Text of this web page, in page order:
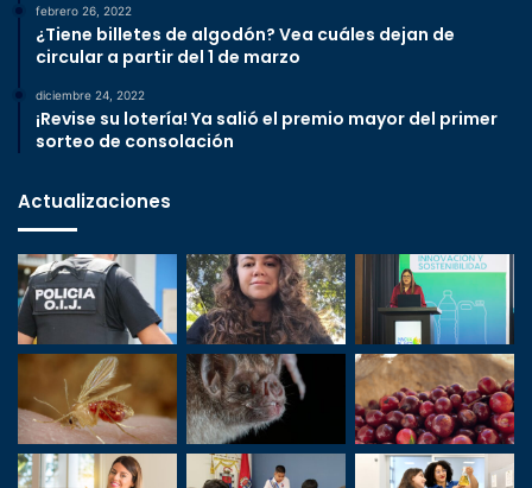
febrero 26, 2022
¿Tiene billetes de algodón? Vea cuáles dejan de
circular a partir del 1 de marzo
diciembre 24, 2022
¡Revise su lotería! Ya salió el premio mayor del primer
sorteo de consolación
Actualizaciones